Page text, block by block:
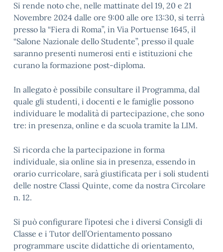
Si rende noto che, nelle mattinate del 19, 20 e 21
Novembre 2024 dalle ore 9:00 alle ore 13:30, si terrà
presso la “Fiera di Roma”, in Via Portuense 1645, il
“Salone Nazionale dello Studente”, presso il quale
saranno presenti numerosi enti e istituzioni che
curano la formazione post-diploma.
In allegato è possibile consultare il Programma, dal
quale gli studenti, i docenti e le famiglie possono
individuare le modalità di partecipazione, che sono
tre: in presenza, online e da scuola tramite la LIM.
Si ricorda che la partecipazione in forma
individuale, sia online sia in presenza, essendo in
orario curricolare, sarà giustificata per i soli studenti
delle nostre Classi Quinte, come da nostra Circolare
n. 12.
Si può configurare l’ipotesi che i diversi Consigli di
Classe e i Tutor dell’Orientamento possano
programmare uscite didattiche di orientamento,